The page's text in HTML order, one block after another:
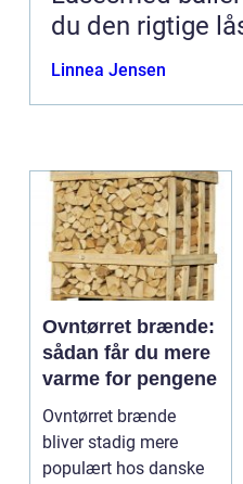
du den rigtige
Linnea Jensen
Ovntørret brænde:
sådan får du mere
varme for pengene
Ovntørret brænde
bliver stadig mere
populært hos danske